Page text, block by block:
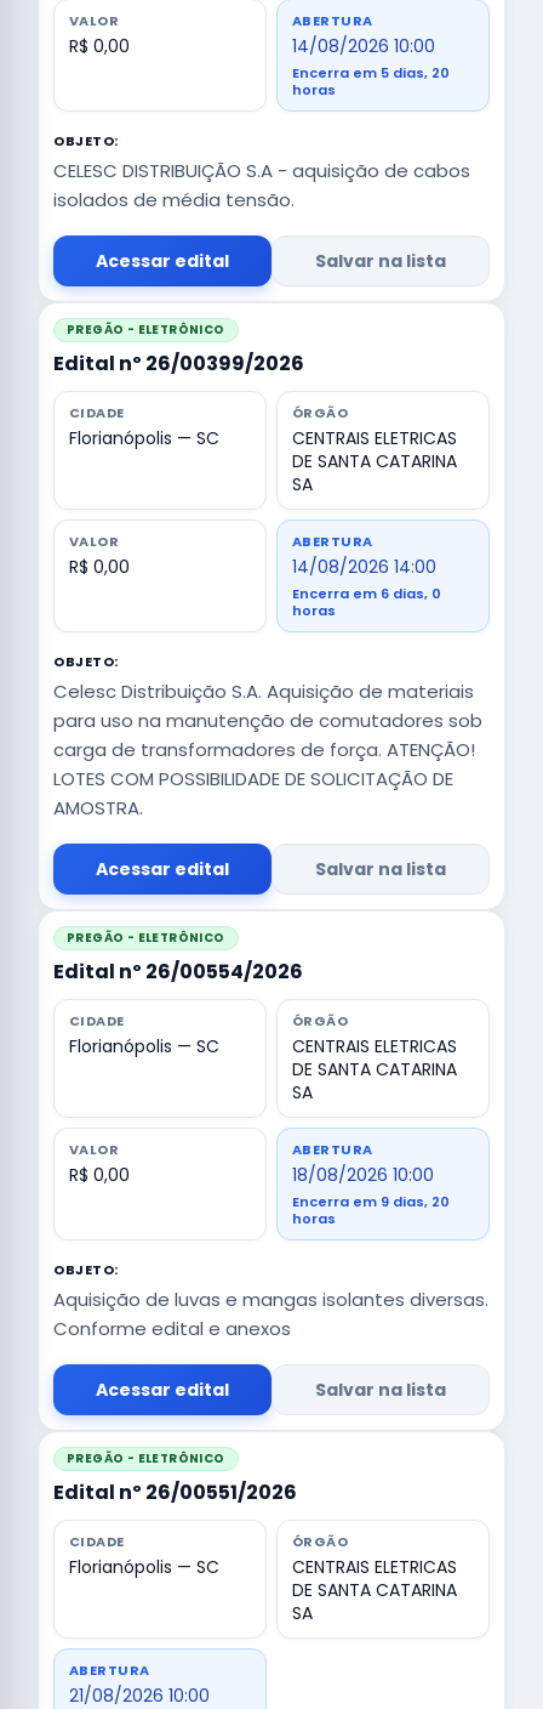
VALOR
R$ 0,00
ABERTURA
14/08/2026 10:00
Encerra em 5 dias, 20
horas
OBJETO:
CELESC DISTRIBUIÇÃO S.A - aquisição de cabos
isolados de média tensão.
Acessar edital Salvar na lista
PREGÃO - ELETRÔNICO
Edital nº 26/00399/2026
CIDADE
Florianópolis — SC
ÓRGÃO
CENTRAIS ELETRICAS
DE SANTA CATARINA
SA
VALOR
R$ 0,00
ABERTURA
14/08/2026 14:00
Encerra em 6 dias, 0
horas
OBJETO:
Celesc Distribuição S.A. Aquisição de materiais
para uso na manutenção de comutadores sob
carga de transformadores de força. ATENÇÃO!
LOTES COM POSSIBILIDADE DE SOLICITAÇÃO DE
AMOSTRA.
Acessar edital Salvar na lista
PREGÃO - ELETRÔNICO
Edital nº 26/00554/2026
CIDADE
Florianópolis — SC
ÓRGÃO
CENTRAIS ELETRICAS
DE SANTA CATARINA
SA
VALOR
R$ 0,00
ABERTURA
18/08/2026 10:00
Encerra em 9 dias, 20
horas
OBJETO:
Aquisição de luvas e mangas isolantes diversas.
Conforme edital e anexos
Acessar edital Salvar na lista
PREGÃO - ELETRÔNICO
Edital nº 26/00551/2026
CIDADE
Florianópolis — SC
ÓRGÃO
CENTRAIS ELETRICAS
DE SANTA CATARINA
SA
ABERTURA
21/08/2026 10:00